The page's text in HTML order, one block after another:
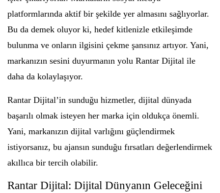
platformlarında aktif bir şekilde yer almasını sağlıyorlar.
Bu da demek oluyor ki, hedef kitlenizle etkileşimde
bulunma ve onların ilgisini çekme şansınız artıyor. Yani,
markanızın sesini duyurmanın yolu Rantar Dijital ile
daha da kolaylaşıyor.
Rantar Dijital’in sunduğu hizmetler, dijital dünyada
başarılı olmak isteyen her marka için oldukça önemli.
Yani, markanızın dijital varlığını güçlendirmek
istiyorsanız, bu ajansın sunduğu fırsatları değerlendirmek
akıllıca bir tercih olabilir.
Rantar Dijital: Dijital Dünyanın Geleceğini